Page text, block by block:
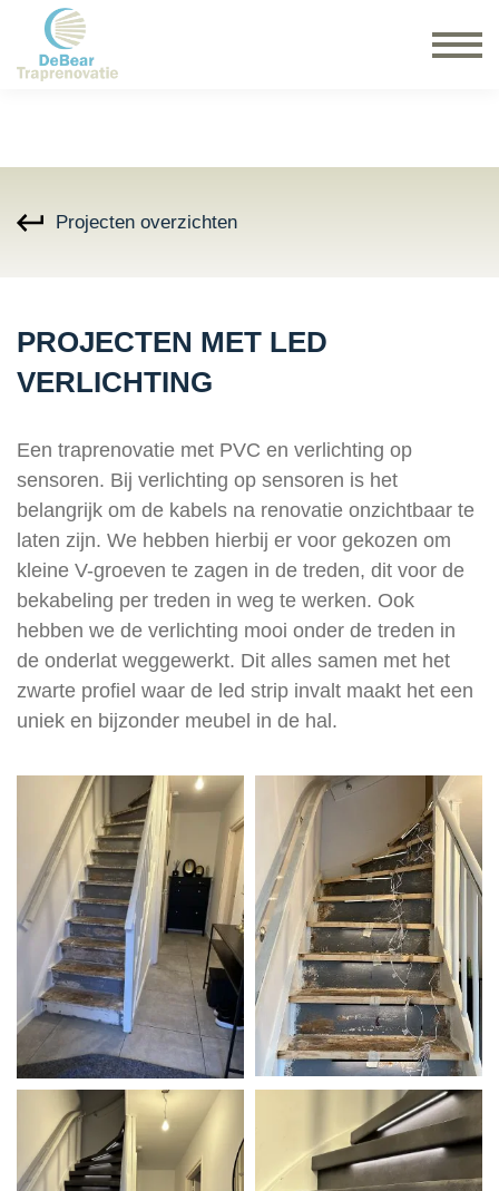
Projecten overzichten
PROJECTEN MET LED
VERLICHTING
Een traprenovatie met PVC en verlichting op
sensoren. Bij verlichting op sensoren is het
belangrijk om de kabels na renovatie onzichtbaar te
laten zijn. We hebben hierbij er voor gekozen om
kleine V-groeven te zagen in de treden, dit voor de
bekabeling per treden in weg te werken. Ook
hebben we de verlichting mooi onder de treden in
de onderlat weggewerkt. Dit alles samen met het
zwarte profiel waar de led strip invalt maakt het een
uniek en bijzonder meubel in de hal.